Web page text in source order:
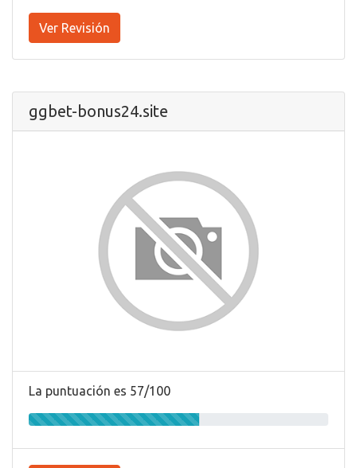
Ver Revisión
ggbet-bonus24.site
La puntuación es 57/100